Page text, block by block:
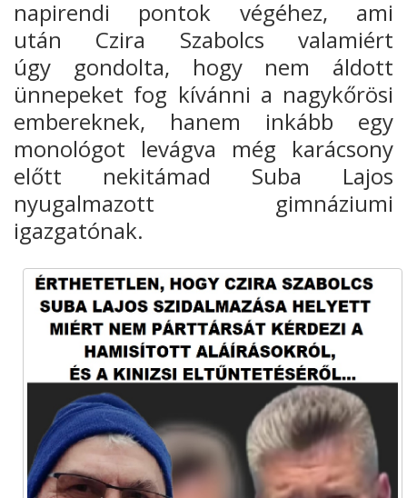
napirendi pontok végéhez, ami
után Czira Szabolcs valamiért
úgy gondolta, hogy nem áldott
ünnepeket fog kívánni a nagykőrösi
embereknek, hanem inkább egy
monológot levágva még karácsony
előtt nekitámad Suba Lajos
nyugalmazott gimnáziumi
igazgatónak.